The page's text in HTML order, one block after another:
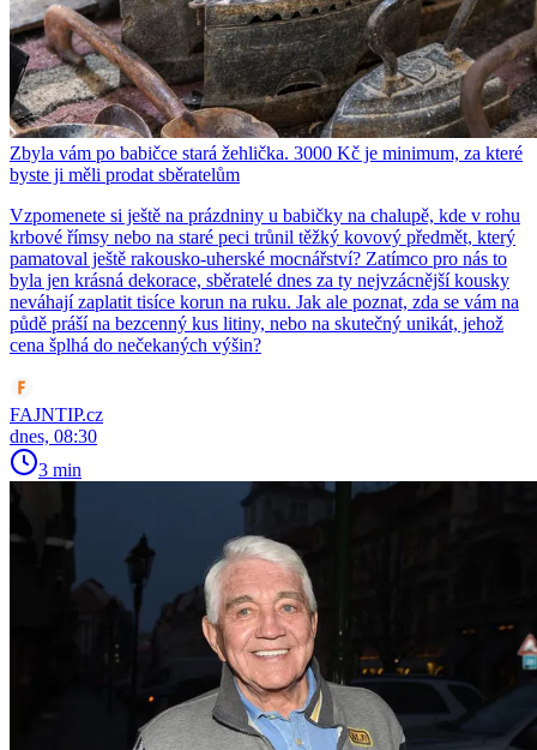
Zbyla vám po babičce stará žehlička. 3000 Kč je minimum, za které
byste ji měli prodat sběratelům
Vzpomenete si ještě na prázdniny u babičky na chalupě, kde v rohu
krbové římsy nebo na staré peci trůnil těžký kovový předmět, který
pamatoval ještě rakousko-uherské mocnářství? Zatímco pro nás to
byla jen krásná dekorace, sběratelé dnes za ty nejvzácnější kousky
neváhají zaplatit tisíce korun na ruku. Jak ale poznat, zda se vám na
půdě práší na bezcenný kus litiny, nebo na skutečný unikát, jehož
cena šplhá do nečekaných výšin?
FAJNTIP.cz
dnes, 08:30
3 min